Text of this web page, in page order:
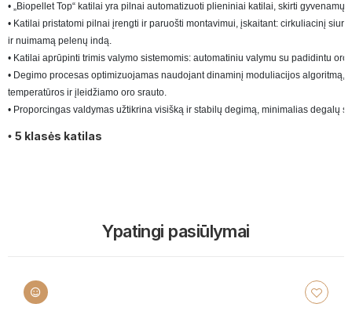
• „Biopellet Top“ katilai yra pilnai automatizuoti plieniniai katilai, skirti
• Katilai pristatomi pilnai įrengti ir paruošti montavimui, įskaitant: cirkuliacinį
ir nuimamą pelenų indą.
• Katilai aprūpinti trimis valymo sistemomis: automatiniu valymu su padidintu
• Degimo procesas optimizuojamas naudojant dinaminį moduliacijos
temperatūros ir įleidžiamo oro srauto.
• Proporcingas valdymas užtikrina visišką ir stabilų degimą, minimalias degalų
• 5 klasės katilas
Ypatingi pasiūlymai